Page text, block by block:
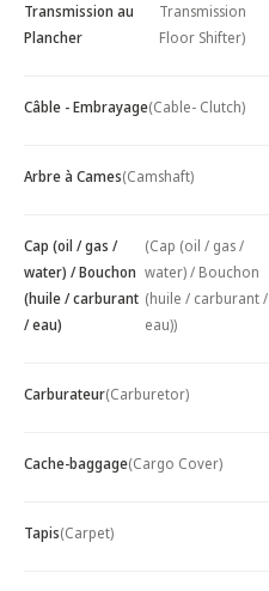
Transmission au
Plancher
Transmission
Floor Shifter)
Câble - Embrayage(Cable- Clutch)
Arbre à Cames(Camshaft)
Cap (oil / gas /
water) / Bouchon
(huile / carburant
/ eau)
(Cap (oil / gas /
water) / Bouchon
(huile / carburant /
eau))
Carburateur(Carburetor)
Cache-baggage(Cargo Cover)
Tapis(Carpet)